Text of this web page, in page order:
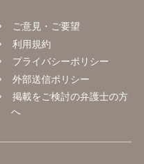
ご意見・ご要望
利用規約
プライバシーポリシー
外部送信ポリシー
掲載をご検討の弁護士の方
へ